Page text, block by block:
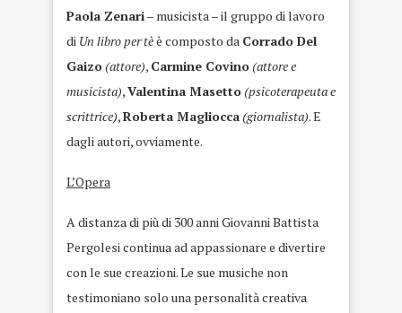
Paola Zenari– musicista – il gruppo di lavoro
di Un libro per tèè composto da Corrado Del
Gaizo(attore), Carmine Covino(attore e
musicista),Valentina Masetto(psicoterapeuta e
scrittrice),Roberta Magliocca(giornalista). E
dagli autori, ovviamente.
L’Opera
A distanza di più di 300 anni Giovanni Battista
Pergolesi continua ad appassionare e divertire
con le sue creazioni. Le sue musiche non
testimoniano solo una personalità creativa